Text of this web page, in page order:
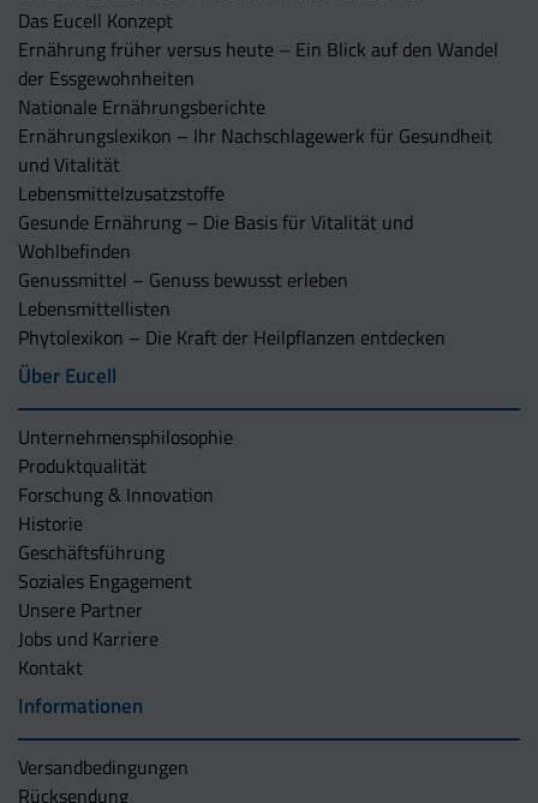
Das Eucell Konzept
Ernährung früher versus heute – Ein Blick auf den Wandel
der Essgewohnheiten
Nationale Ernährungsberichte
Ernährungslexikon – Ihr Nachschlagewerk für Gesundheit
und Vitalität
Lebensmittelzusatzstoffe
Gesunde Ernährung – Die Basis für Vitalität und
Wohlbefinden
Genussmittel – Genuss bewusst erleben
Lebensmittellisten
Phytolexikon – Die Kraft der Heilpflanzen entdecken
Über Eucell
Unternehmens­philosophie
Produktqualität
Forschung & Innovation
Historie
Geschäftsführung
Soziales Engagement
Unsere Partner
Jobs und Karriere
Kontakt
Informationen
Versandbedingungen
Rücksendung